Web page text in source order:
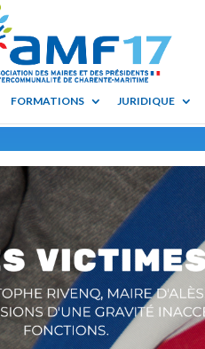
FORMATIONS JURIDIQUE